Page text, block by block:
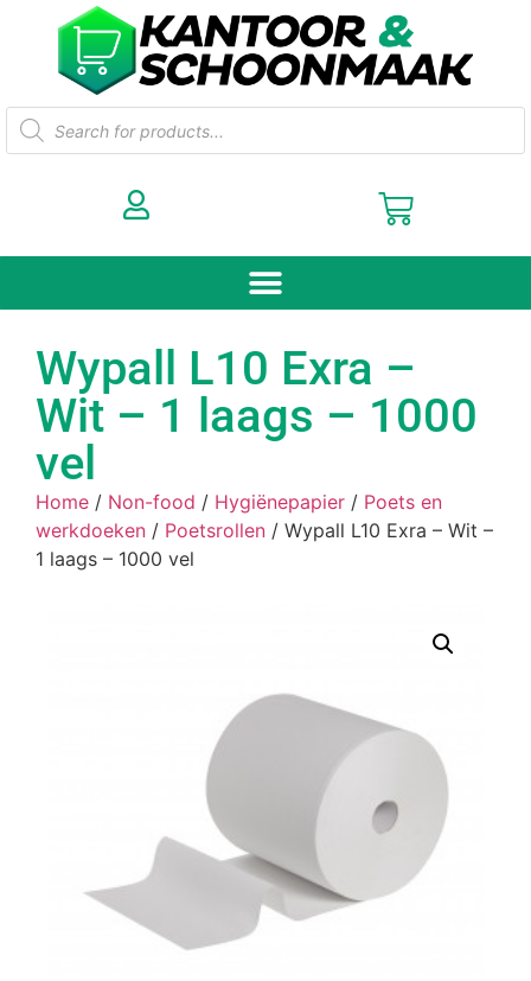
Wypall L10 Exra –
Wit – 1 laags – 1000
vel
Home / Non-food / Hygiënepapier / Poets en
werkdoeken / Poetsrollen / Wypall L10 Exra – Wit –
1 laags – 1000 vel